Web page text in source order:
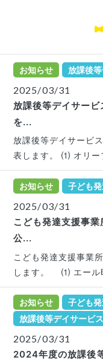
お知らせ 放課後
2025/03/31
放課後等デイサー
を...
放課後等デイサービ
表します。 ⑴ オリー
お知らせ 子ども
2025/03/31
こども発達支援事
公...
こども発達支援事業
します。 ⑴ エール
お知らせ
子ども
放課後等デイサービス
2025/03/31
2024年度の放課後